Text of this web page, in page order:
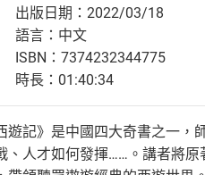
出版日期：2022/03/18
語言：中文
ISBN：7374232344775
時長：01:40:34
遊記》是中國四大奇書之一
、人才如何發揮……。講者將原